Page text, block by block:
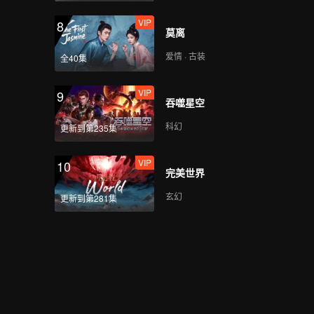
8
全40集
VIP
莫离
爱情 · 古装
9
更新到第235集
VIP
吞噬星空
科幻
10
更新到第281集
VIP
完美世界
玄幻